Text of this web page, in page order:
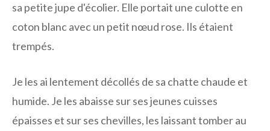
sa petite jupe d'écolier. Elle portait une culotte en
coton blanc avec un petit nœud rose. Ils étaient
trempés.
Je les ai lentement décollés de sa chatte chaude et
humide. Je les abaisse sur ses jeunes cuisses
épaisses et sur ses chevilles, les laissant tomber au